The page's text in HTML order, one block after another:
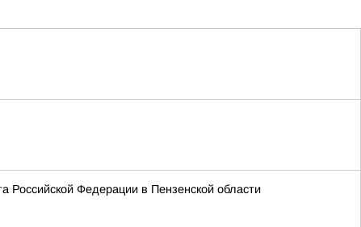
Федерации в Пензенской области